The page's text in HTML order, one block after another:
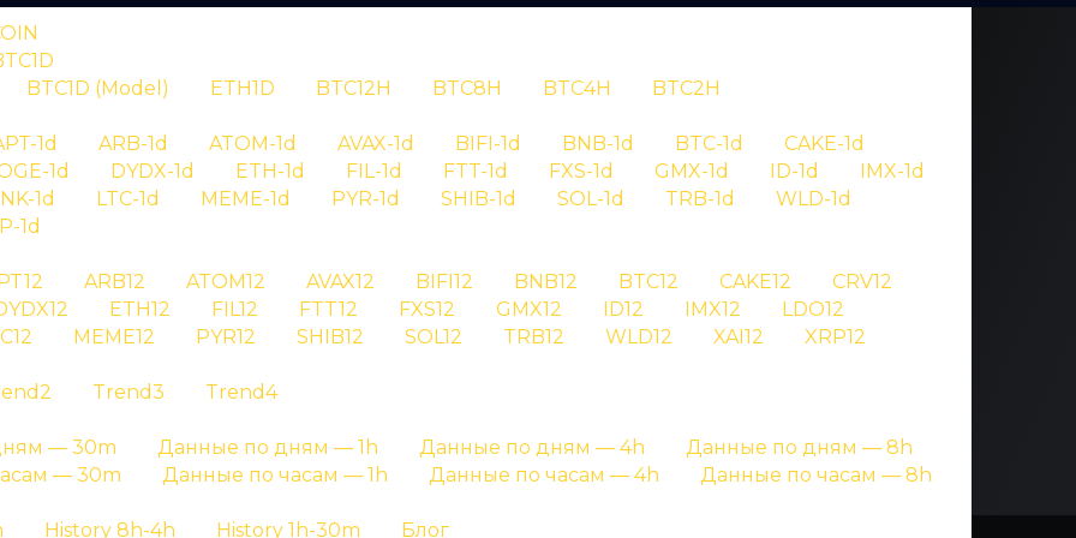
BTC1D (Model)
ETH1D BTC12H BTC8H BTC4H
BTC2H
1d ARB-1d ATOM-1d AVAX-1d BIFI-1d BNB-1d BTC-1d
CAKE-1d
1d DYDX-1d ETH-1d FIL-1d FTT-1d FXS-1d GMX-1d ID-1d
IMX-1d
1d LTC-1d MEME-1d PYR-1d SHIB-1d SOL-1d TRB-1d
WLD-1d
1d
ARB12 ATOM12 AVAX12 BIFI12 BNB12 BTC12 CAKE12
CRV12
ETH12 FIL12 FTT12 FXS12 GMX12 ID12 IMX12
LDO12
MEME12 PYR12 SHIB12 SOL12 TRB12 WLD12 XAI12
XRP12
Trend3
Trend4
— 30m
Данные по дням — 1h Данные по дням — 4h
Данные по дням — 8h
— 30m
Данные по часам — 1h Данные по часам — 4h
Данные по часам — 8h
History 8h-4h History 1h-30m Блог
aave id 105
сигнала aave id 105 - детальная информация о сигнале криптовалют